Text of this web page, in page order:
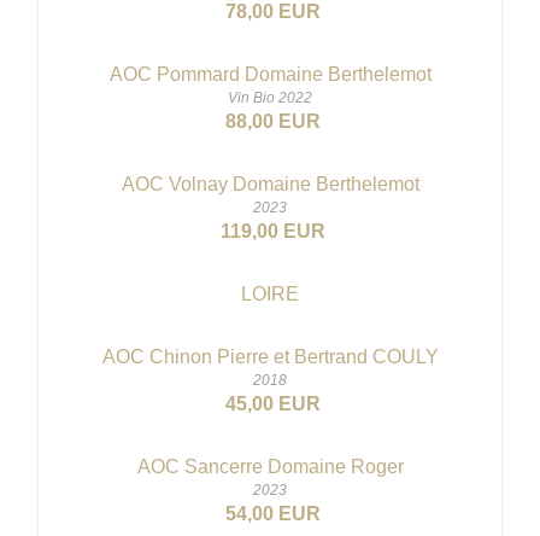
78,00 EUR
AOC Pommard Domaine Berthelemot
Vin Bio 2022
88,00 EUR
AOC Volnay Domaine Berthelemot
2023
119,00 EUR
LOIRE
AOC Chinon Pierre et Bertrand COULY
2018
45,00 EUR
AOC Sancerre Domaine Roger
2023
54,00 EUR